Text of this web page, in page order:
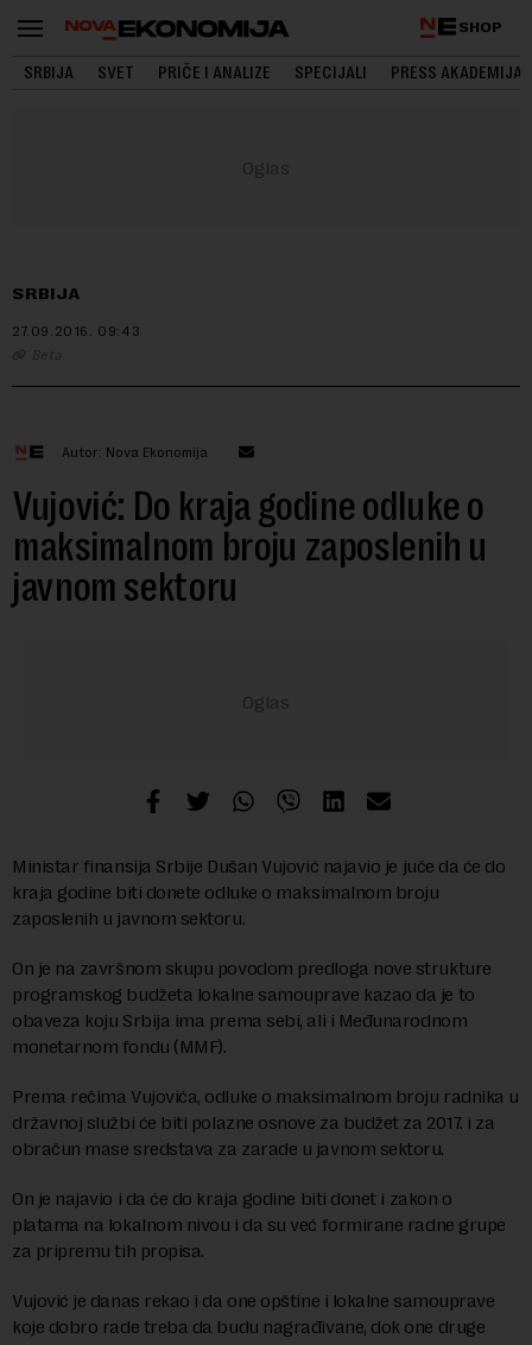
SHOP
SRBIJA SVET PRIČE I ANALIZE SPECIJALI PRESS AKADEMIJA
SRBIJA
27.09.2016. 09:43
Beta
Autor: Nova Ekonomija
Vujović: Do kraja godine odluke o
maksimalnom broju zaposlenih u
javnom sektoru
Ministar finansija Srbije Dušan Vujović najavio je juče da će do
kraja godine biti donete odluke o maksimalnom broju
zaposlenih u javnom sektoru.
On je na završnom skupu povodom predloga nove strukture
programskog budžeta lokalne samouprave kazao da je to
obaveza koju Srbija ima prema sebi, ali i Međunarodnom
monetarnom fondu (MMF).
Prema rečima Vujovića, odluke o maksimalnom broju radnika u
državnoj službi će biti polazne osnove za budžet za 2017. i za
obračun mase sredstava za zarade u javnom sektoru.
On je najavio i da će do kraja godine biti donet i zakon o
platama na lokalnom nivou i da su već formirane radne grupe
za pripremu tih propisa.
Vujović je danas rekao i da one opštine i lokalne samouprave
koje dobro rade treba da budu nagrađivane, dok one druge